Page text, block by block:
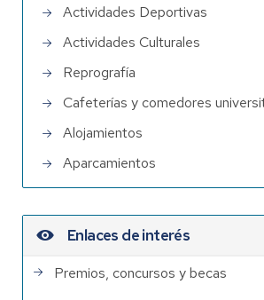
Actividades Deportivas
Actividades Culturales
Reprografía
Cafeterías y comedores
Alojamientos
Aparcamientos
Enlaces de interés
Premios, concursos y becas